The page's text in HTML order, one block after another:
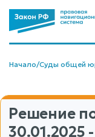
Начало/Суды общей
Решение
30.01.2025